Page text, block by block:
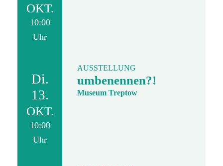
OKT.
10:00
Uhr
Di.
13.
OKT.
10:00
Uhr
AUSSTELLUNG
umbenennen?!
Museum Treptow